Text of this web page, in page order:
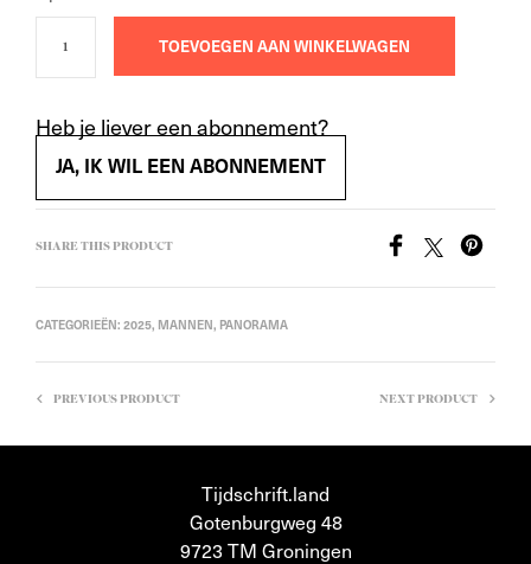
TOEVOEGEN AAN WINKELWAGEN
Heb je liever een abonnement?
JA, IK WIL EEN ABONNEMENT
SHARE THIS PRODUCT
CATEGORIEËN: 2025, MANNEN, PANORAMA
PREVIOUS PRODUCT NEXT PRODUCT
Tijdschrift.land
Gotenburgweg 48
9723 TM Groningen